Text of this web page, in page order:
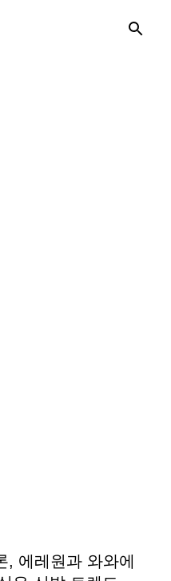
, 에레원과 와와에